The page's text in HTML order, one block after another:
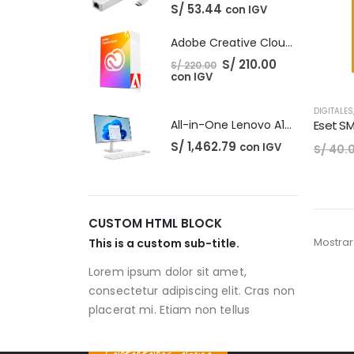
DIGITALES,
Eset
S/
Mostrar:
S/ 53.44 con IGV
Adobe Creative Cloud - 1 Año
S/220.00 El
precio
S/ 210.00El
S/ 210.00.
con IGV
All-in-One Lenovo A100
S/1,462.79 con IGV
CUSTOM HTML BLOCK
This is a custom sub-title.
Lorem ipsum dolor sit amet,
consectetur adipiscing elit. Cras non
placerat mi. Etiam non tellus